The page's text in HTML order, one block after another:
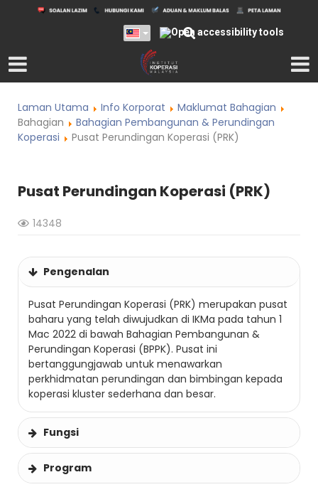
Laman Utama Info Korporat
Maklumat Bahagian
Bahagian
Bahagian Pembangunan & Perundingan
Koperasi
Pusat Perundingan Koperasi (PRK)
Pusat Perundingan Koperasi (PRK)
14348
Pengenalan
Pusat Perundingan Koperasi (PRK) merupakan pusat
baharu yang telah diwujudkan di IKMa pada tahun 1
Mac 2022 di bawah Bahagian Pembangunan &
Perundingan Koperasi (BPPK). Pusat ini
bertanggungjawab untuk menawarkan
perkhidmatan perundingan dan bimbingan kepada
koperasi kluster sederhana dan besar.
Fungsi
Program